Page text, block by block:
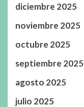
diciembre 2025
noviembre 2025
octubre 2025
septiembre 2025
agosto 2025
julio 2025